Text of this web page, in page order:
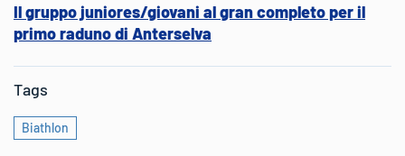
Il gruppo juniores/giovani al gran completo per il
primo raduno di Anterselva
Tags
Biathlon